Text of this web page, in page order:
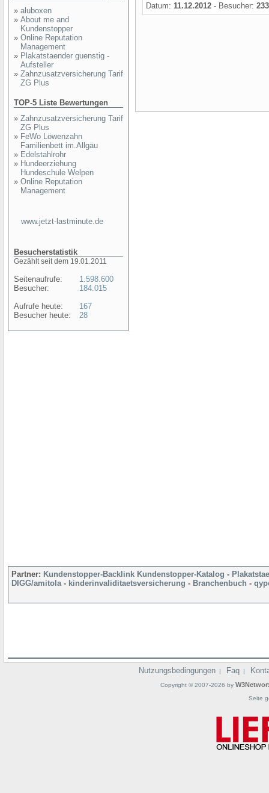
» aluboxen
» About me and
Kundenstopper
» Online Reputation
Management
» Plakatstaender guenstig -
Aufsteller
» Zahnzusatzversicherung Tarif
ZG Plus
TOP-5 Liste Bewertungen
» Zahnzusatzversicherung Tarif
ZG Plus
» FeWo Löwenzahn
Familienbett im.Allgäu
» Edelstahlrohr
» Hundeerziehung
Hundeschule Welpen
» Online Reputation
Management
www.jetzt-lastminute.de
Besucherstatistik
Gezählt seit dem 19.01.2011
Seitenaufrufe:
Besucher:
Aufrufe heute:
Besucher heute:
1.598.600
184.015
167
28
Datum: 11.12.2012 - Besucher:
Partner: Kundenstopper-Backlink Kundenstopper-Katalog -
DIGG/amitola- kinderinvaliditaetsversicherung - Branchenbuch -
Nutzungsbedingungen | Faq |
Copyright © 2007-2026 by
Seite